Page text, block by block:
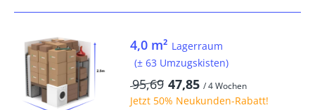
4,0 m² Lagerraum
(± 63 Umzugskisten)
95,69 47,85 / 4 Wochen
Jetzt 50% Neukunden-Rabatt!